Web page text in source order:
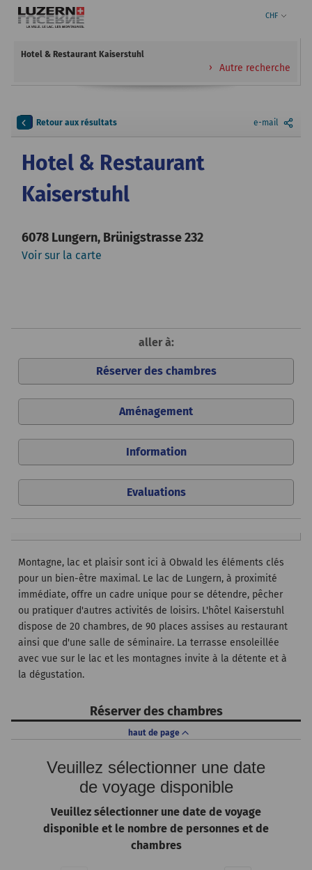
CHF
Hotel & Restaurant Kaiserstuhl
Autre recherche
Retour aux résultats e-mail
Hotel & Restaurant
Kaiserstuhl
6078 Lungern, Brünigstrasse 232
Voir sur la carte
aller à:
Réserver des chambres
Aménagement
Information
Evaluations
Montagne, lac et plaisir sont ici à Obwald les éléments clés
pour un bien-être maximal. Le lac de Lungern, à proximité
immédiate, offre un cadre unique pour se détendre, pêcher
ou pratiquer d'autres activités de loisirs. L'hôtel Kaiserstuhl
dispose de 20 chambres, de 90 places assises au restaurant
ainsi que d'une salle de séminaire. La terrasse ensoleillée
avec vue sur le lac et les montagnes invite à la détente et à
la dégustation.
Réserver des chambres
haut de page
Veuillez sélectionner une date
de voyage disponible
Veuillez sélectionner une date de voyage
disponible et le nombre de personnes et de
chambres